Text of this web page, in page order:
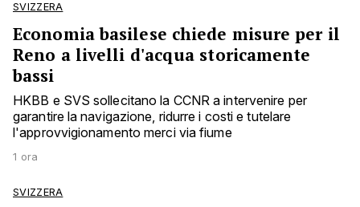
SVIZZERA
Economia basilese chiede misure per il
Reno a livelli d'acqua storicamente
bassi
HKBB e SVS sollecitano la CCNR a intervenire per
garantire la navigazione, ridurre i costi e tutelare
l'approvvigionamento merci via fiume
1 ora
SVIZZERA